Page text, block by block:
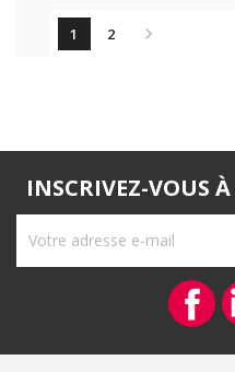
1 2 
INSCRIVEZ-VOUS